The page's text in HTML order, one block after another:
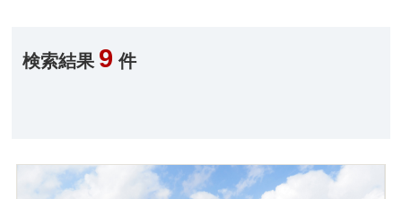
検索結果 9 件